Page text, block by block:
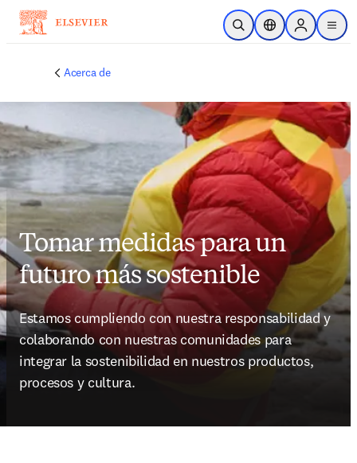
Saltar al contenido principal
Abrir búsqueda
Selector deSign in to
menu
Acerca de
Tomar medidas para un
futuro más sostenible
Estamos cumpliendo con nuestra responsabilidad y
colaborando con nuestras comunidades para
integrar la sostenibilidad en nuestros productos,
procesos y cultura.